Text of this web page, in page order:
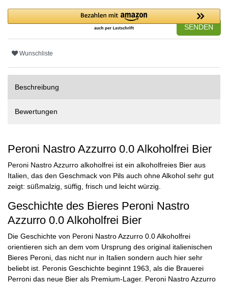
SENDEN
Wunschliste
Beschreibung
Bewertungen
Peroni Nastro Azzurro 0.0 Alkoholfrei Bier
Peroni Nastro Azzurro alkoholfrei ist ein alkoholfreies Bier aus
Italien, das den Geschmack von Pils auch ohne Alkohol sehr gut
zeigt: süßmalzig, süffig, frisch und leicht würzig.
Geschichte des Bieres Peroni Nastro
Azzurro 0.0 Alkoholfrei Bier
Die Geschichte von Peroni Nastro Azzurro 0.0 Alkoholfrei
orientieren sich an dem vom Ursprung des original italienischen
Bieres Peroni, das nicht nur in Italien sondern auch hier sehr
beliebt ist. Peronis Geschichte beginnt 1963, als die Brauerei
Perroni das neue Bier als Premium-Lager. Peroni Nastro Azzurro